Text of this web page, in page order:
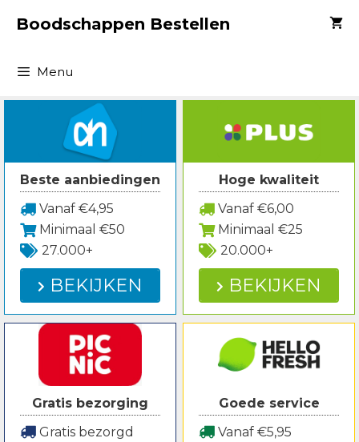
naarBoodschappen Bestellen
Menu
Beste aanbiedingen
Vanaf €4,95
Minimaal €50
27.000+
BEKIJKEN
Hoge kwaliteit
Vanaf €6,00
Minimaal €25
20.000+
BEKIJKEN
Gratis bezorging
Gratis bezorgd
Goede service
Vanaf €5,95